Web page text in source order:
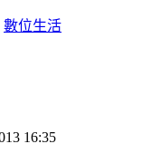
數位生活
16:35